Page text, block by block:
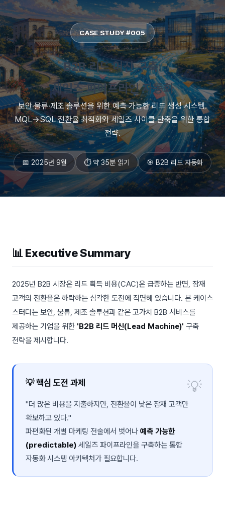
CASE STUDY #005
B2B 리드 머신 구축:
세일즈 파이프라인 자동화
보안·물류·제조 솔루션을 위한 예측 가능한 리드 생성 시스템.
MQL→SQL 전환율 최적화와 세일즈 사이클 단축을 위한 통합
전략.
📅 2025년 9월 ⏱️ 약 35분 읽기 🎯 B2B 리드 자동화
📊 Executive Summary
2025년 B2B 시장은 리드 획득 비용(CAC)은 급증하는 반면, 잠재
고객의 전환율은 하락하는 심각한 도전에 직면해 있습니다. 본 케이스
스터디는 보안, 물류, 제조 솔루션과 같은 고가치 B2B 서비스를
제공하는 기업을 위한 'B2B 리드 머신(Lead Machine)' 구축
전략을 제시합니다.
💡 핵심 도전 과제
"더 많은 비용을 지출하지만, 전환율이 낮은 잠재 고객만
확보하고 있다."
파편화된 개별 마케팅 전술에서 벗어나 예측 가능한
(predictable) 세일즈 파이프라인을 구축하는 통합
자동화 시스템 아키텍처가 필요합니다.